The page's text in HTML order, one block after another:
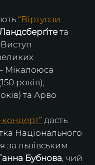
“Віртуози
та
Мікалоюса
років),
та Арво
дасть
Національного
за львівським
Бубнова, чий